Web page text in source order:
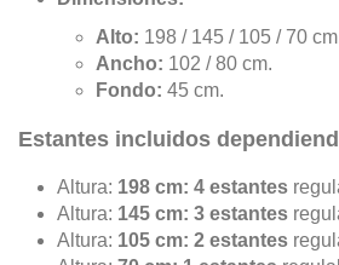
Alto: 198 / 145 / 105 / 70
Ancho: 102 / 80 cm.
Fondo: 45 cm.
Estantes incluidos
Altura: 198 cm: 4 estantes
Altura: 145 cm: 3 estantes
Altura: 105 cm: 2 estantes